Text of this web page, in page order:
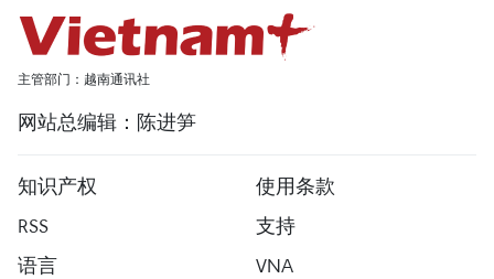
主管部门：越南通讯社
网站总编辑：陈进笋
知识产权
使用条款
RSS
支持
语言
VNA